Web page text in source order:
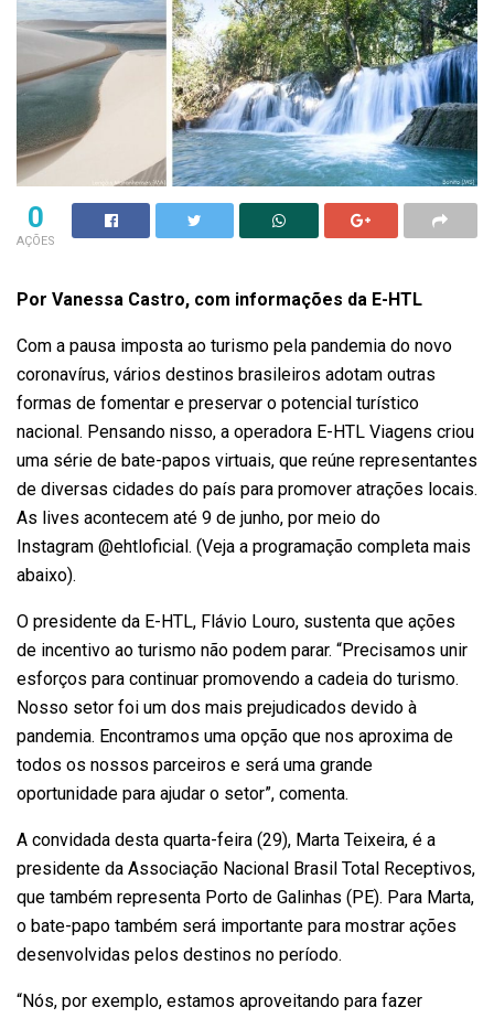
0
AÇÕES
Por Vanessa Castro, com informações da E-HTL
Com a pausa imposta ao turismo pela pandemia do novo
coronavírus, vários destinos brasileiros adotam outras
formas de fomentar e preservar o potencial turístico
nacional. Pensando nisso, a operadora E-HTL Viagens criou
uma série de bate-papos virtuais, que reúne representantes
de diversas cidades do país para promover atrações locais.
As lives acontecem até 9 de junho, por meio do
Instagram @ehtloficial . (Veja a programação completa mais
abaixo).
O presidente da E-HTL, Flávio Louro, sustenta que ações
de incentivo ao turismo não podem parar. “Precisamos unir
esforços para continuar promovendo a cadeia do turismo.
Nosso setor foi um dos mais prejudicados devido à
pandemia. Encontramos uma opção que nos aproxima de
todos os nossos parceiros e será uma grande
oportunidade para ajudar o setor”, comenta.
A convidada desta quarta-feira (29), Marta Teixeira, é a
presidente da Associação Nacional Brasil Total Receptivos,
que também representa Porto de Galinhas (PE). Para Marta,
o bate-papo também será importante para mostrar ações
desenvolvidas pelos destinos no período.
“Nós, por exemplo, estamos aproveitando para fazer